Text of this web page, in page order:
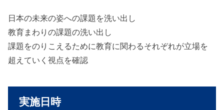
日本の未来の姿への課題を洗い出し
教育まわりの課題の洗い出し
課題をのりこえるために教育に関わるそれぞれが立場を
超えていく視点を確認
実施日時